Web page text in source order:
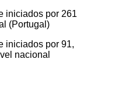
iniciados por 261
(Portugal)
iniciados por 91,
nacional